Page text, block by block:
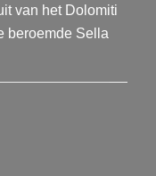
van het Dolomiti
beroemde Sella